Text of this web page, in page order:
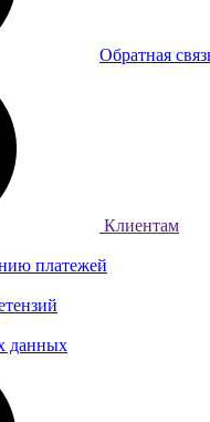
Обратная
Клиентам
платежей
данных